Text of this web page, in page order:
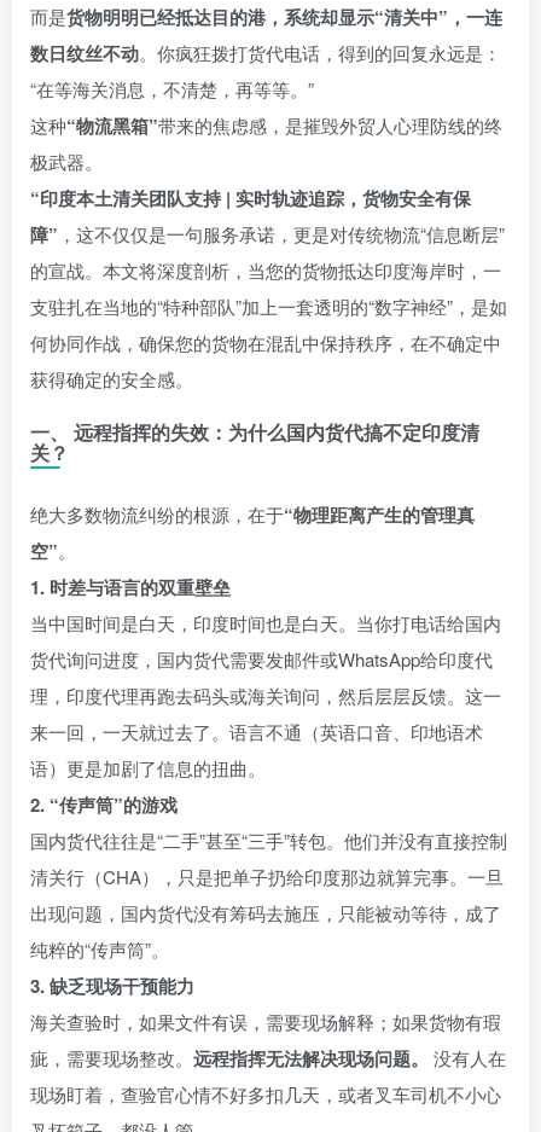
而是货物明明已经抵达目的港，系统却显示“清关中”，一连
数日纹丝不动。你疯狂拨打货代电话，得到的回复永远是：
“在等海关消息，不清楚，再等等。”
这种“物流黑箱”带来的焦虑感，是摧毁外贸人心理防线的终
极武器。
“印度本土清关团队支持 | 实时轨迹追踪，货物安全有保
障” ，这不仅仅是一句服务承诺，更是对传统物流“信息断层”
的宣战。本文将深度剖析，当您的货物抵达印度海岸时，一
支驻扎在当地的“特种部队”加上一套透明的“数字神经”，是如
何协同作战，确保您的货物在混乱中保持秩序，在不确定中
获得确定的安全感。
一、 远程指挥的失效：为什么国内货代搞不定印度清
关？
绝大多数物流纠纷的根源，在于“物理距离产生的管理真
空”。
1. 时差与语言的双重壁垒
当中国时间是白天，印度时间也是白天。当你打电话给国内
货代询问进度，国内货代需要发邮件或WhatsApp给印度代
理，印度代理再跑去码头或海关询问，然后层层反馈。这一
来一回，一天就过去了。语言不通（英语口音、印地语术
语）更是加剧了信息的扭曲。
2. “传声筒”的游戏
国内货代往往是“二手”甚至“三手”转包。他们并没有直接控制
清关行（CHA），只是把单子扔给印度那边就算完事。一旦
出现问题，国内货代没有筹码去施压，只能被动等待，成了
纯粹的“传声筒”。
3. 缺乏现场干预能力
海关查验时，如果文件有误，需要现场解释；如果货物有瑕
疵，需要现场整改。 远程指挥无法解决现场问题。
没有人在
现场盯着，查验官心情不好多扣几天，或者叉车司机不小心